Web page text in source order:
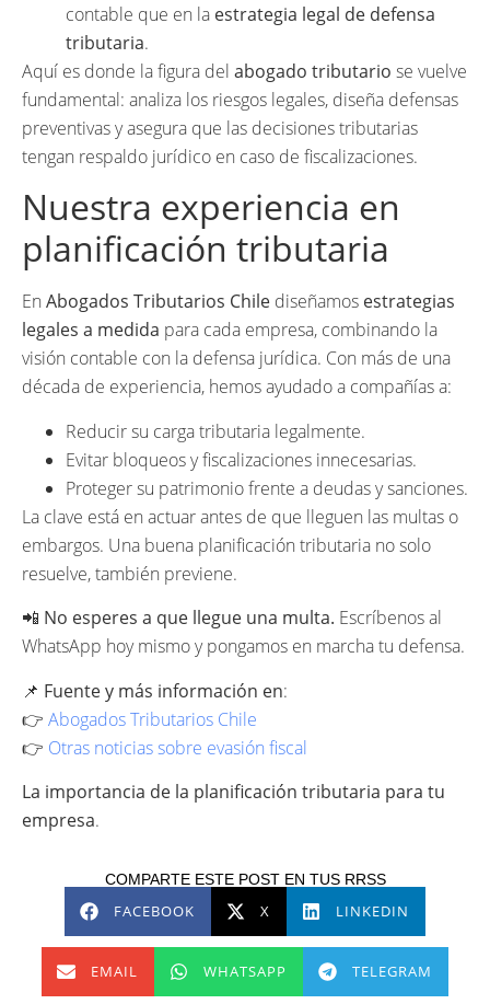
contable que en la estrategia legal de defensa
tributaria.
Aquí es donde la figura del abogado tributario se vuelve
fundamental: analiza los riesgos legales, diseña defensas
preventivas y asegura que las decisiones tributarias
tengan respaldo jurídico en caso de fiscalizaciones.
Nuestra experiencia en
planificación tributaria
En Abogados Tributarios Chile diseñamos estrategias
legales a medida para cada empresa, combinando la
visión contable con la defensa jurídica. Con más de una
década de experiencia, hemos ayudado a compañías a:
Reducir su carga tributaria legalmente.
Evitar bloqueos y fiscalizaciones innecesarias.
Proteger su patrimonio frente a deudas y sanciones.
La clave está en actuar antes de que lleguen las multas o
embargos. Una buena planificación tributaria no solo
resuelve, también previene.
📲 No esperes a que llegue una multa. Escríbenos al
WhatsApp hoy mismo y pongamos en marcha tu defensa.
📌 Fuente y más información en:
👉 Abogados Tributarios Chile
👉 Otras noticias sobre evasión fiscal
La importancia de la planificación tributaria para tu
empresa.
COMPARTE ESTE POST EN TUS RRSS
FACEBOOK X LINKEDIN
EMAIL WHATSAPP TELEGRAM